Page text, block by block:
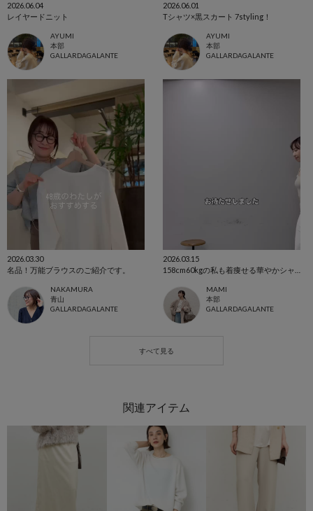
2026.06.04
レイヤードニット
AYUMI
本部
GALLARDAGALANTE
2026.06.01
Tシャツ×黒スカート 7styling！
AYUMI
本部
GALLARDAGALANTE
2026.03.30
名品！万能ブラウスのご紹介です。
NAKAMURA
青山
GALLARDAGALANTE
2026.03.15
MAMI
本部
GALLARDAGALANTE